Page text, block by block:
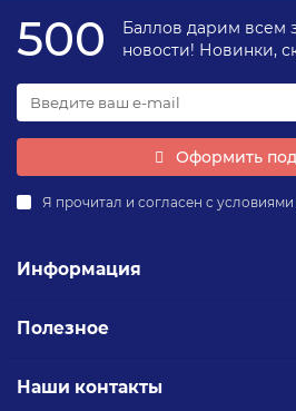
по нескольким причинам:
отопительные системы
снизить энергопотребление,
Комфорт и уют:
обеспечивает
по всему помещению,
долговечность системы и
Экологическая
охраны окружающей среды.
500
Баллов дарим всем
новости! Новинки,
Оформить
Я прочитал и согласен с условиями
Информация
Полезное
Наши контакты